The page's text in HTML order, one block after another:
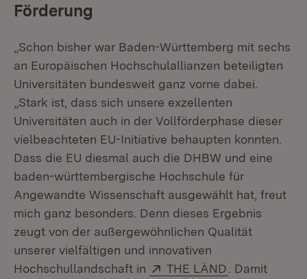
Förderung
„Schon bisher war Baden-Württemberg mit sechs
an Europäischen Hochschulallianzen beteiligten
Universitäten bundesweit ganz vorne dabei.
„Stark ist, dass sich unsere exzellenten
Universitäten auch in der Vollförderphase dieser
vielbeachteten EU-Initiative behaupten konnten.
Dass die EU diesmal auch die DHBW und eine
baden-württembergische Hochschule für
Angewandte Wissenschaft ausgewählt hat, freut
mich ganz besonders. Denn dieses Ergebnis
zeugt von der außergewöhnlichen Qualität
unserer vielfältigen und innovativen
Hochschullandschaft in
Extern:
THE LÄND (Öffnet in
. Damit